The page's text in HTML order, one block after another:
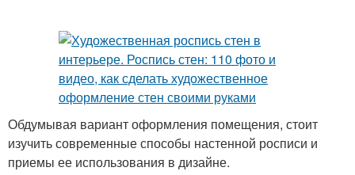
Обдумывая вариант оформления помещения, стоит
изучить современные способы настенной росписи и
приемы ее использования в дизайне.